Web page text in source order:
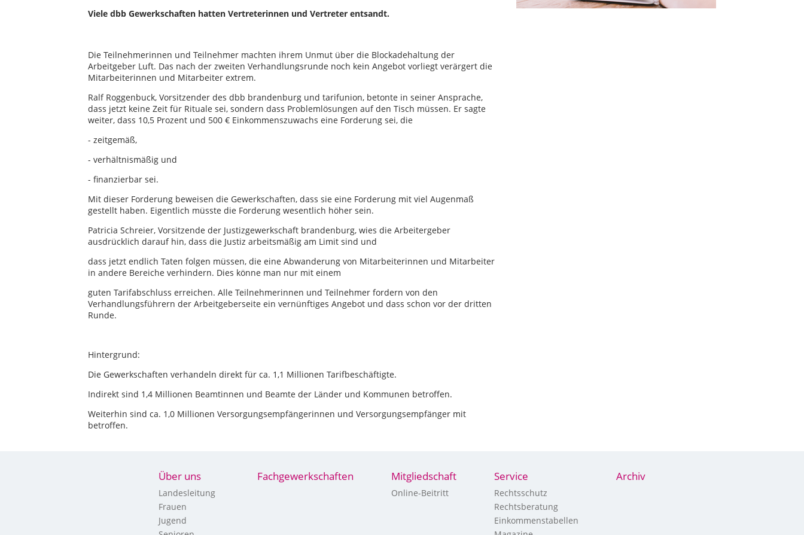
Viele dbb Gewerkschaften hatten Vertreterinnen und Vertreter entsandt.
Die Teilnehmerinnen und Teilnehmer machten ihrem Unmut über die Blockadehaltung der
Arbeitgeber Luft. Das nach der zweiten Verhandlungsrunde noch kein Angebot vorliegt verärgert die
Mitarbeiterinnen und Mitarbeiter extrem.
Ralf Roggenbuck, Vorsitzender des dbb brandenburg und tarifunion, betonte in seiner Ansprache,
dass jetzt keine Zeit für Rituale sei, sondern dass Problemlösungen auf den Tisch müssen. Er sagte
weiter, dass 10,5 Prozent und 500 € Einkommenszuwachs eine Forderung sei, die
- zeitgemäß,
- verhältnismäßig und
- finanzierbar sei.
Mit dieser Forderung beweisen die Gewerkschaften, dass sie eine Forderung mit viel Augenmaß
gestellt haben. Eigentlich müsste die Forderung wesentlich höher sein.
Patricia Schreier, Vorsitzende der Justizgewerkschaft brandenburg, wies die Arbeitergeber
ausdrücklich darauf hin, dass die Justiz arbeitsmäßig am Limit sind und
dass jetzt endlich Taten folgen müssen, die eine Abwanderung von Mitarbeiterinnen und Mitarbeiter
in andere Bereiche verhindern. Dies könne man nur mit einem
guten Tarifabschluss erreichen. Alle Teilnehmerinnen und Teilnehmer fordern von den
Verhandlungsführern der Arbeitgeberseite ein vernünftiges Angebot und dass schon vor der dritten
Runde.
Hintergrund:
Die Gewerkschaften verhandeln direkt für ca. 1,1 Millionen Tarifbeschäftigte.
Indirekt sind 1,4 Millionen Beamtinnen und Beamte der Länder und Kommunen betroffen.
Weiterhin sind ca. 1,0 Millionen Versorgungsempfängerinnen und Versorgungsempfänger mit
betroffen.
Über uns
Landesleitung
Frauen
Jugend
Fachgewerkschaften Mitgliedschaft
Online-Beitritt
Service
Rechtsschutz
Rechtsberatung
Einkommenstabellen
Archiv